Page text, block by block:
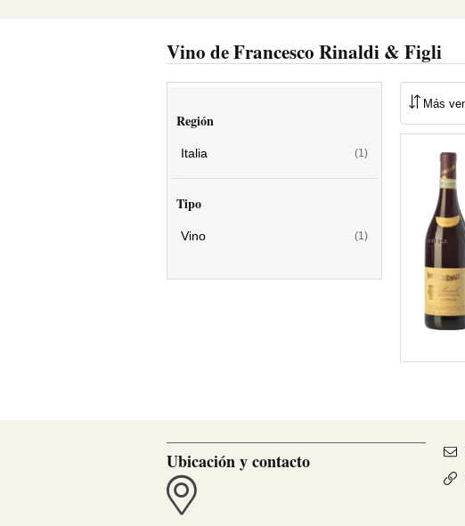
Vino de Francesco Rinaldi & Figli
Región
Italia (1)
Tipo
Vino (1)
Ubicación y contacto